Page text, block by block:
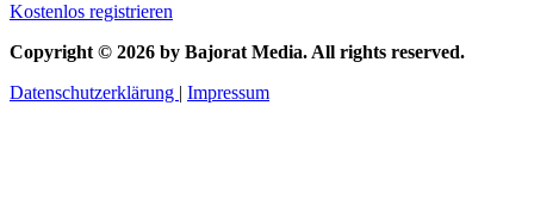
Kostenlos registrieren
Copyright © 2026 by Bajorat Media. All rights reserved.
Datenschutzerklärung | Impressum